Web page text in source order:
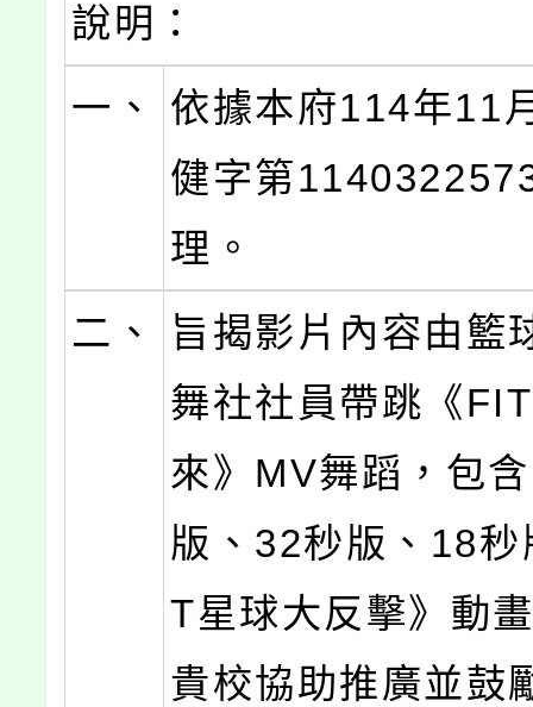
說明：
一、
依據本府114年11
健字第
理。
二、
旨揭影片內容由籃
舞社社員帶跳《
來》MV舞蹈，包
版、32秒版、18
T星球大反擊》動
貴校協助推廣並鼓